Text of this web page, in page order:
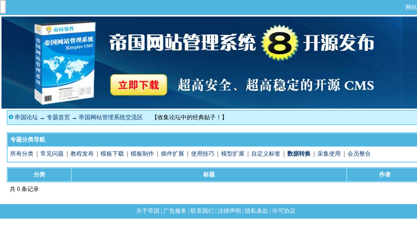
帝国论坛→ 专题首页→ 帝国网站管理系统交流区 【收集论坛中的经典贴子！】
专题分类导航
所有分类| 常见问题 教程发布| 模板下载| 模板制作| 插件扩展 使用技巧| 模型扩展 自定义标签| 数据转换| 采集使用 会员整合
分类 标题 作者
共 0 条记录
关于帝国 广告服务 联系我们 法律声明 隐私条款 许可协议